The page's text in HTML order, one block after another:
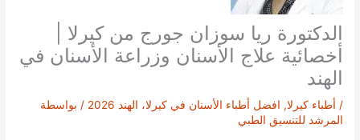
الدكتورة ريا سوزان جورج من كيرلا |
أخصائية علاج الأسنان وزراعة الأسنان في
الهند
/ أطباء كيرلا, افضل أطباء الأسنان في كيرلا، الهند 2026
/ بواسطة
المرشد للتنسيق الطبي